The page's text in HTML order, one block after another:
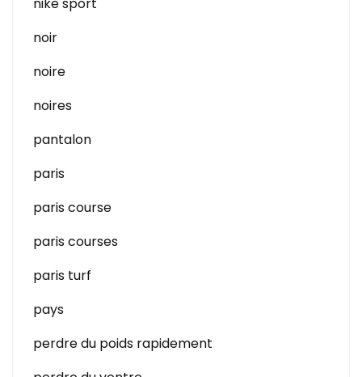
noir
noire
noires
pantalon
paris
paris course
paris courses
paris turf
pays
perdre du poids rapidement